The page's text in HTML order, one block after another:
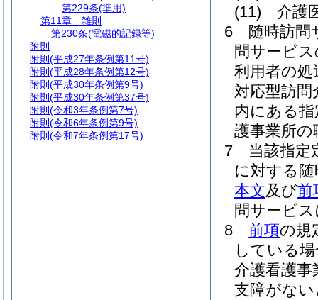
(11)
介護
6
随時訪問
問サービ
利用者の処
対応型訪
内にある
護事業所
7
当該指定
に対する
本文及び前
問サービ
8
前項の規
している
介護看護
支障がな
第229条(準用)
第11章
雑則
第230条(電磁的記録等)
附則
附則 (平成27年条例第11号)
附則 (平成28年条例第12号)
附則 (平成30年条例第9号)
附則 (平成30年条例第37号)
附則 (令和3年条例第7号)
附則 (令和6年条例第9号)
附則 (令和7年条例第17号)